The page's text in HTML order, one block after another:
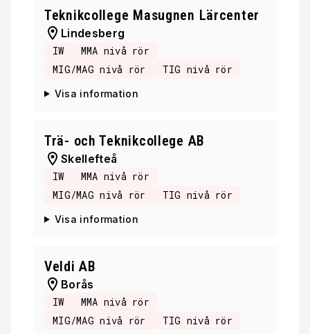
Teknikcollege Masugnen Lärcenter
Lindesberg
IW
MMA nivå rör
MIG/MAG nivå rör
TIG nivå rör
Visa information
Trä- och Teknikcollege AB
Skellefteå
IW
MMA nivå rör
MIG/MAG nivå rör
TIG nivå rör
Visa information
Veldi AB
Borås
IW
MMA nivå rör
MIG/MAG nivå rör
TIG nivå rör